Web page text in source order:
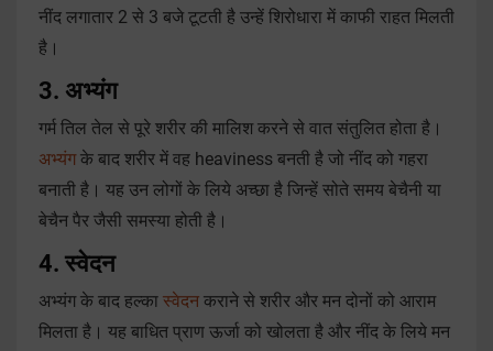
नींद लगातार 2 से 3 बजे टूटती है उन्हें शिरोधारा में काफी राहत मिलती
है।
3. अभ्यंग
गर्म तिल तेल से पूरे शरीर की मालिश करने से वात संतुलित होता है।
अभ्यंगके बाद शरीर में वह heaviness बनती है जो नींद को गहरा
बनाती है। यह उन लोगों के लिये अच्छा है जिन्हें सोते समय बेचैनी या
बेचैन पैर जैसी समस्या होती है।
4. स्वेदन
अभ्यंग के बाद हल्का स्वेदन कराने से शरीर और मन दोनों को आराम
मिलता है। यह बाधित प्राण ऊर्जा को खोलता है और नींद के लिये मन